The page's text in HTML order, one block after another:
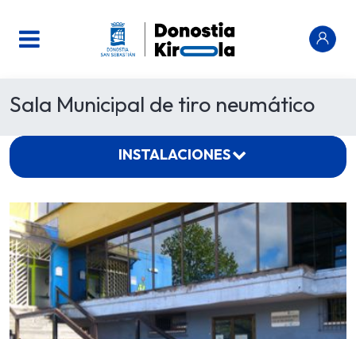
Sala Municipal de tiro neumático
INSTALACIONES